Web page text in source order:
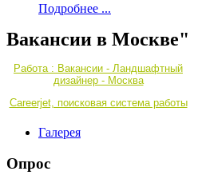
Подробнее ...
Вакансии в Москве"
Работа : Вакансии - Ландшафтный
дизайнер - Москва
Careerjet, поисковая система работы
Галерея
Опрос